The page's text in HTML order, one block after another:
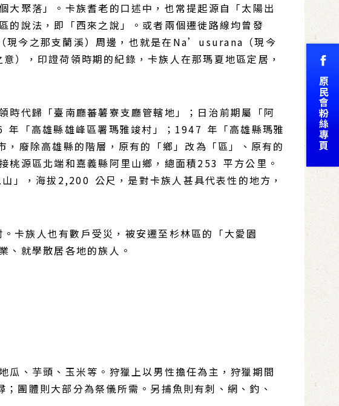
大聚落」。卡族耆老的口述中，也常提起源自「太陽出
的說法，即「西來之說」。或者兩個遷徙路線均曾發
現今之那支蘭溪）周邊，也就是在Na’usurana（現今
），印證荷領時期的紀錄，卡族人在那瑪夏地區定居，
時代歸「臺南廳蕃薯寮支廳管轄地」；日治前期屬「阿
年「高雄縣雄峰區署瑪雅竣村」；1947 年「高雄縣瑪雅
廢除高雄縣的階層，原有的「鄉」改為「區」、原有的
桃源區北端和嘉義縣阿里山鄉，總面積253 平方公里。
」，海拔2,200 公尺，是對卡族人甚具代表性的地方，
卡族人也有數戶受災，被安遷至杉林區的「大愛園
、就學散居各地的族人。
、芋頭、玉米等。狩獵上以男性擔任為主，狩獵期間
團體則大部分為祭儀所需。另捕魚則有刺、網、釣、